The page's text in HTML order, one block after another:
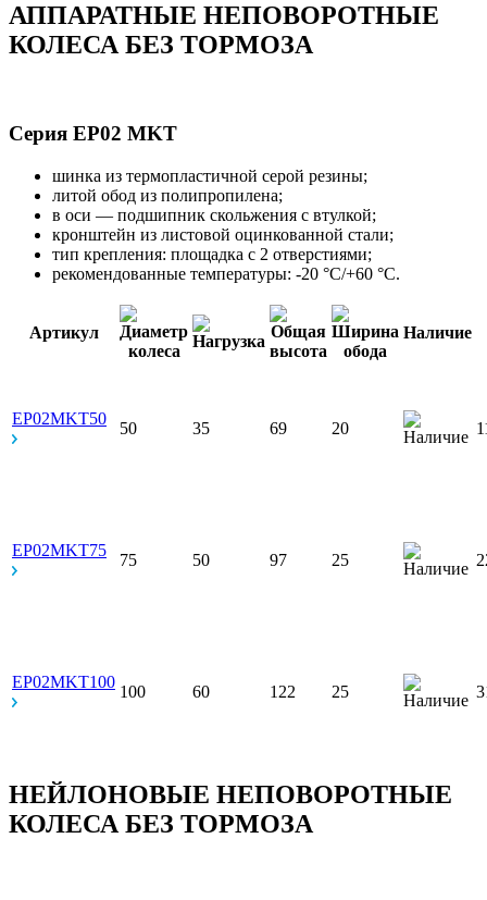
АППАРАТНЫЕ НЕПОВОРОТНЫЕ
КОЛЕСА БЕЗ ТОРМОЗА
Серия EP02 MKT
шинка из термопластичной серой резины;
литой обод из полипропилена;
в оси — подшипник скольжения с втулкой;
кронштейн из листовой оцинкованной стали;
тип крепления: площадка с 2 отверстиями;
рекомендованные температуры: -20 °С/+60 °С.
Артикул Наличие
EP02MKT50
50 35 69 20
EP02MKT75
75 50 97 25
EP02MKT100
100 60 122 25
НЕЙЛОНОВЫЕ НЕПОВОРОТНЫЕ
КОЛЕСА БЕЗ ТОРМОЗА